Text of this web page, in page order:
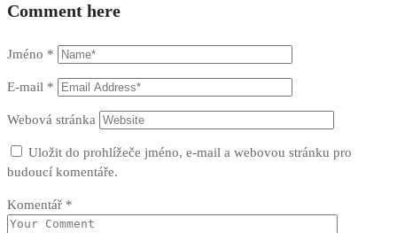
Comment here
Jméno *
E-mail *
Webová stránka
Uložit do prohlížeče jméno, e-mail a webovou stránku pro
budoucí komentáře.
Komentář *